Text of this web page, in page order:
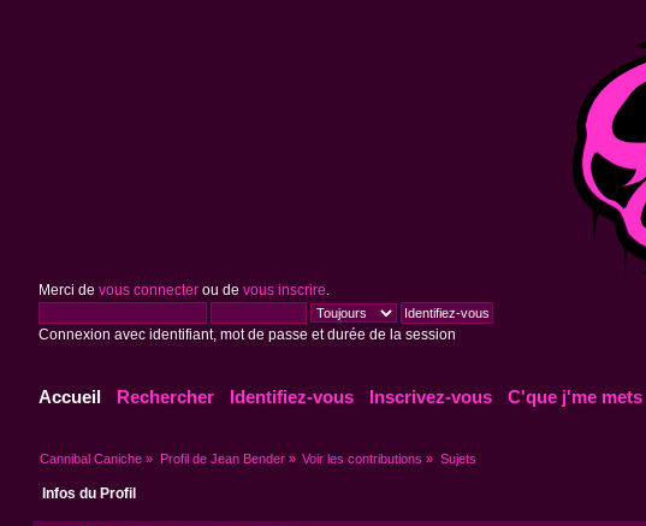
Merci de vous connecterou de vous inscrire
Connexion avec identifiant, mot de passe et durée de la session
Accueil Rechercher Identifiez-vous Inscrivez-vous C'que j'me mets
Cannibal Caniche » Profil de Jean Bender» Voir les contributions » Sujets
Infos du Profil